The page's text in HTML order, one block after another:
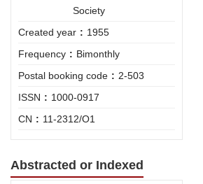
Society
Created year : 1955
Frequency : Bimonthly
Postal booking code : 2-503
ISSN : 1000-0917
CN : 11-2312/O1
Abstracted or Indexed